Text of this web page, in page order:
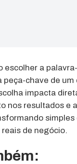
escolher a
peça-chave de
impacta
nos resultados e
simples
de negócio.